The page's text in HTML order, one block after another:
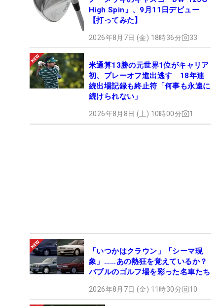
High Spin』、9月11日デビュー
【打ってみた】
2026年8月7日 (金) 18時36分 33
米通算13勝の元世界1位がキャリア
初、プレーオフ進出逃す 18年連
続出場記録も終止符「何事も永遠に
続けられない」
2026年8月8日 (土) 10時00分 1
「いつかはクラウン」「シーマ現
象」……あの熱狂を覚えているか？
バブルのゴルフ場を彩った名車たち
2026年8月7日 (金) 11時30分 10